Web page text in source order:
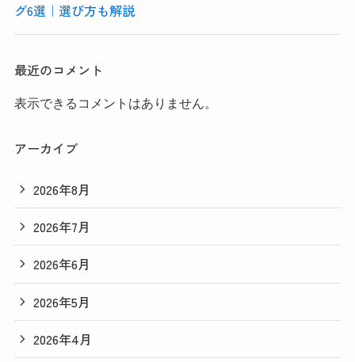
グ6選｜選び方も解説
最近のコメント
表示できるコメントはありません。
アーカイブ
2026年8月
2026年7月
2026年6月
2026年5月
2026年4月